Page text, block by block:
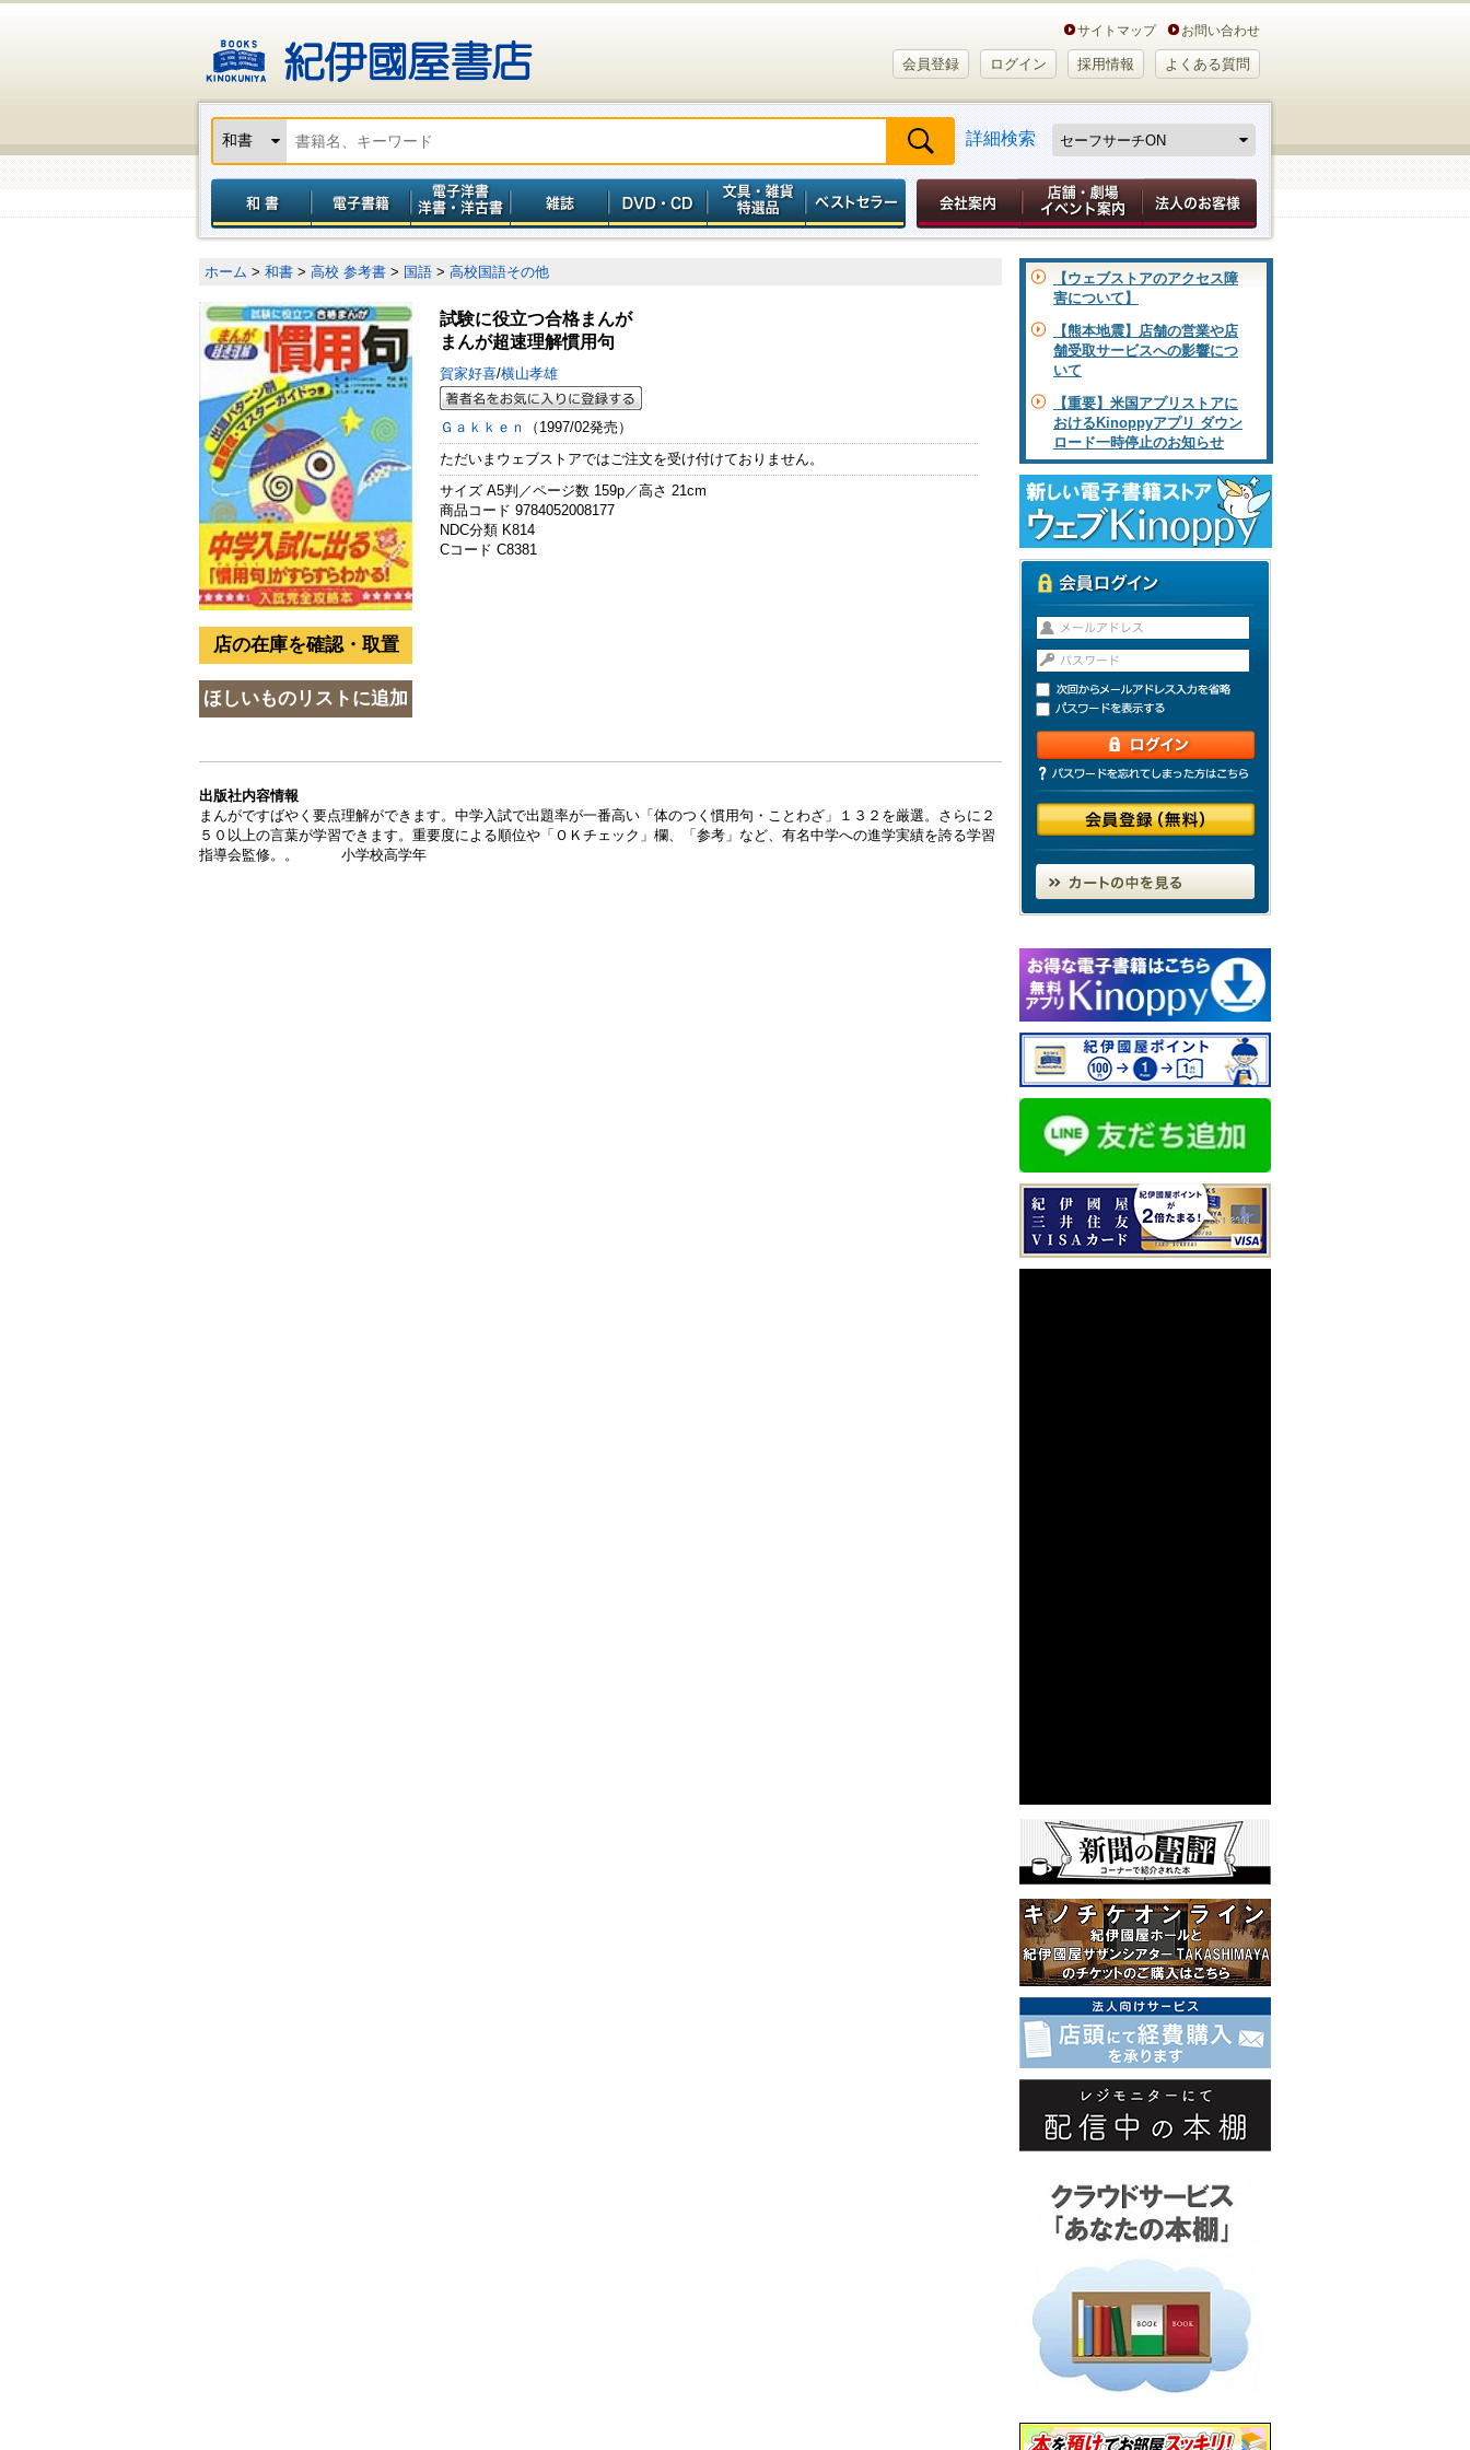
サイトマップ お問い合わせ
会員登録 ログイン 採用情報 よくある質問
詳細検索
ホーム > 和書 > 高校 参考書 > 国語 > 高校国語その他
試験に役立つ合格まんが
まんが超速理解慣用句
賀家好喜/横山孝雄
Ｇａｋｋｅｎ
（1997/02発売）
ただいまウェブストアではご注文を受け付けておりません。
サイズ A5判／ページ数 159p／高さ 21cm
商品コード 9784052008177
NDC分類 K814
Cコード C8381
出版社内容情報
まんがですばやく要点理解ができます。中学入試で出題率が一番高い「体のつく慣用句・ことわざ」１３２を厳選。さらに２
５０以上の言葉が学習できます。重要度による順位や「ＯＫチェック」欄、「参考」など、有名中学への進学実績を誇る学習
指導会監修。。 小学校高学年
【ウェブストアのアクセス障
害について】
【熊本地震】店舗の営業や店
舗受取サービスへの影響につ
いて
【重要】米国アプリストアに
おけるKinoppyアプリ ダウン
ロード一時停止のお知らせ